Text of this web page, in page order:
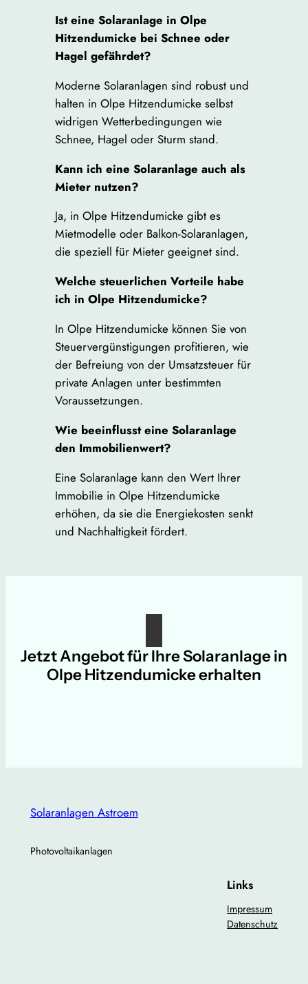
Ist eine Solaranlage in Olpe
Hitzendumicke bei Schnee oder
Hagel gefährdet?
Moderne Solaranlagen sind robust und
halten in Olpe Hitzendumicke selbst
widrigen Wetterbedingungen wie
Schnee, Hagel oder Sturm stand.
Kann ich eine Solaranlage auch als
Mieter nutzen?
Ja, in Olpe Hitzendumicke gibt es
Mietmodelle oder Balkon-Solaranlagen,
die speziell für Mieter geeignet sind.
Welche steuerlichen Vorteile habe
ich in Olpe Hitzendumicke?
In Olpe Hitzendumicke können Sie von
Steuervergünstigungen profitieren, wie
der Befreiung von der Umsatzsteuer für
private Anlagen unter bestimmten
Voraussetzungen.
Wie beeinflusst eine Solaranlage
den Immobilienwert?
Eine Solaranlage kann den Wert Ihrer
Immobilie in Olpe Hitzendumicke
erhöhen, da sie die Energiekosten senkt
und Nachhaltigkeit fördert.
Jetzt Angebot für Ihre Solaranlage in
Olpe Hitzendumicke erhalten
Solaranlagen Astroem
Photovoltaikanlagen
Links
Impressum
Datenschutz